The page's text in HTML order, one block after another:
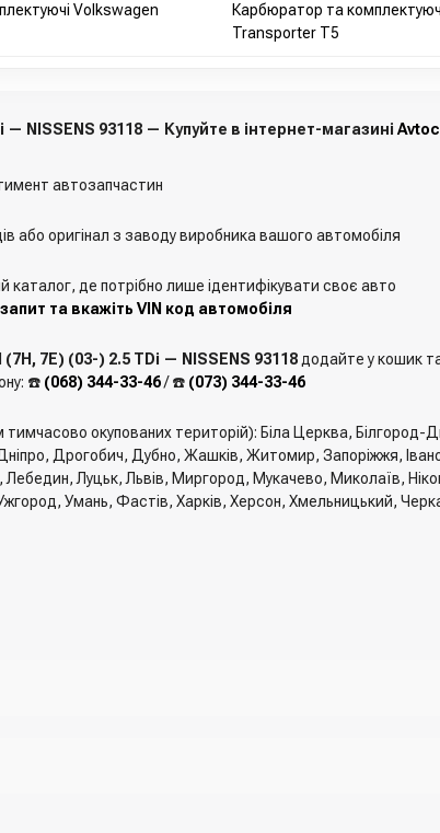
Volkswagen
Карбюратор та
Transporter T5
— NISSENS 93118 — Купуйте в інтернет-магазині
автозапчастин
або оригінал з заводу виробника вашого автомобіля
каталог, де потрібно лише ідентифікувати своє авто
та вкажіть VIN код автомобіля
(7H, 7E) (03-) 2.5 TDi — NISSENS 93118 додайте у кошик
☎️ (068) 344-33-46/ ☎️ (073) 344-33-46
тимчасово окупованих територій): Біла Церква,
Дрогобич, Дубно, Жашків, Житомир, Запоріжжя,
Лебедин, Луцьк, Львів, Миргород, Мукачево, Миколаїв,
Умань, Фастів, Харків, Херсон, Хмельницький,